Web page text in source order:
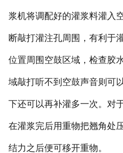
浆机将调配好的灌浆料灌入
断敲打灌注孔周围，有利于
位置周围空鼓区域，检查胶
域敲打听不到空鼓声音则可
下还可以再补灌多一次。对
在灌浆完后用重物把翘角处
结力之后便可移开重物。